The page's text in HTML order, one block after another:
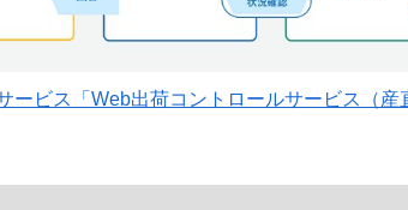
ービス「Web出荷コントロールサービス（産